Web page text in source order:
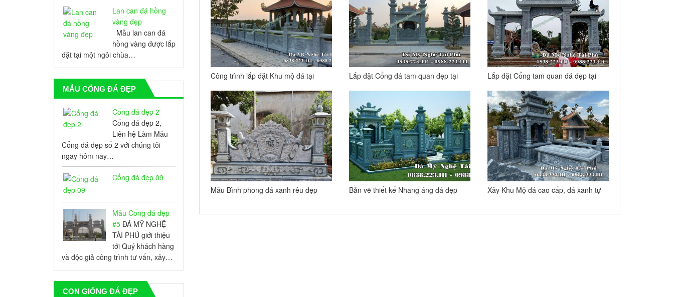
Công trình lắp đặt Khu mộ đá tại
Đồng Nai T3/2022
Lắp đặt Cổng đá tam quan đẹp tại
Lắp đặt Cổng tam quan đá đẹp tại
Mẫu Bình phong đá xanh rêu đẹp
Bản vẽ thiết kế Nhang áng đá đẹp
Xây Khu Mộ đá cao cấp, đá xanh tự
Lan can đá hồng
vàng đẹp
Mẫu lan can đá
hồng vàng được lắp
đặt tại một ngôi chùa…
MẪU CỔNG ĐÁ ĐẸP
Cổng đá đẹp 2
Cổng đá đẹp 2,
Liên hệ Làm Mẫu
Cổng đá đẹp số 2 với chúng tôi
ngay hôm nay…
Cổng đá đẹp 09
Mẫu Cổng đá đẹp
#5 ĐÁ MỸ NGHỆ
TÀI PHÚ giới thiệu
tới Quý khách hàng
và độc giả công trình tư vấn, xây…
CON GIỐNG ĐÁ ĐẸP